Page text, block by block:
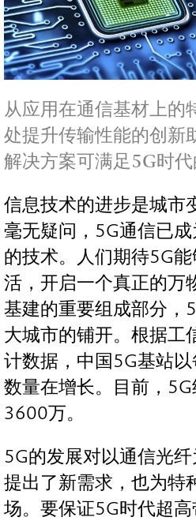
从应用在通信基材上的
处提升传输性能的创新
解决方案可满足5G时代
信息技术的进步是城市
毫无疑问，5G通信已
的技术。人们期待5G
活，开启一个真正的万
基建的重要组成部分，
大城市的铺开。根据工
计数据，中国5G基站
数量在增长。目前，
3600万。
5G的发展对以通信光
提出了新需求，也为特
场。要保证5G时代超